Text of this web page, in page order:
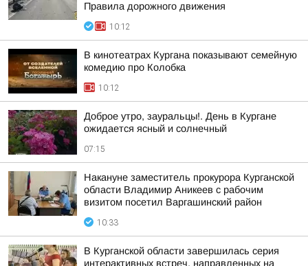
Правила дорожного движения
10:12
В кинотеатрах Кургана показывают семейную
комедию про Колобка
10:12
Доброе утро, зауральцы!. День в Кургане
ожидается ясный и солнечный
07:15
Накануне заместитель прокурора Курганской
области Владимир Аникеев с рабочим
визитом посетил Варгашинский район
10:33
В Курганской области завершилась серия
интерактивных встреч, направленных на